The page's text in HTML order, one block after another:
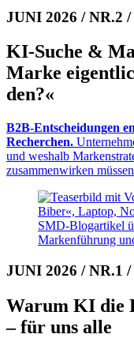
JUNI 2026 /
KI-Suche &
Marke
den?«
B2B-Entscheidungen
Recherchen.
und wes­halb
zu­sam­men­wirken
JUNI 2026 /
Warum KI die
– für uns alle